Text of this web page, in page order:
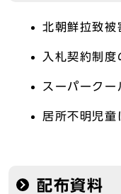
北朝鮮拉致被
入札契約制
スーパークー
居所不明児童
配布資料